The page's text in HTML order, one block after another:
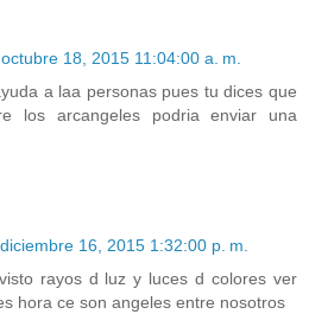
18, 2015 11:04:00 a. m.
a laa personas pues tu dices que
los arcangeles podria enviar una
16, 2015 1:32:00 p. m.
rayos d luz y luces d colores ver
hora ce son angeles entre nosotros